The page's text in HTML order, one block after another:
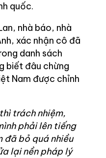
quốc.
nhà báo, nhà
xác nhận cô đã
danh sách
biết đâu chừng
Nam được chỉnh
trách nhiệm,
phải lên tiếng
đã bỏ quá nhiều
lại nền pháp lý